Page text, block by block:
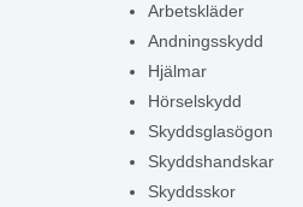
Arbetskläder
Andningsskydd
Hjälmar
Hörselskydd
Skyddsglasögon
Skyddshandskar
Skyddsskor